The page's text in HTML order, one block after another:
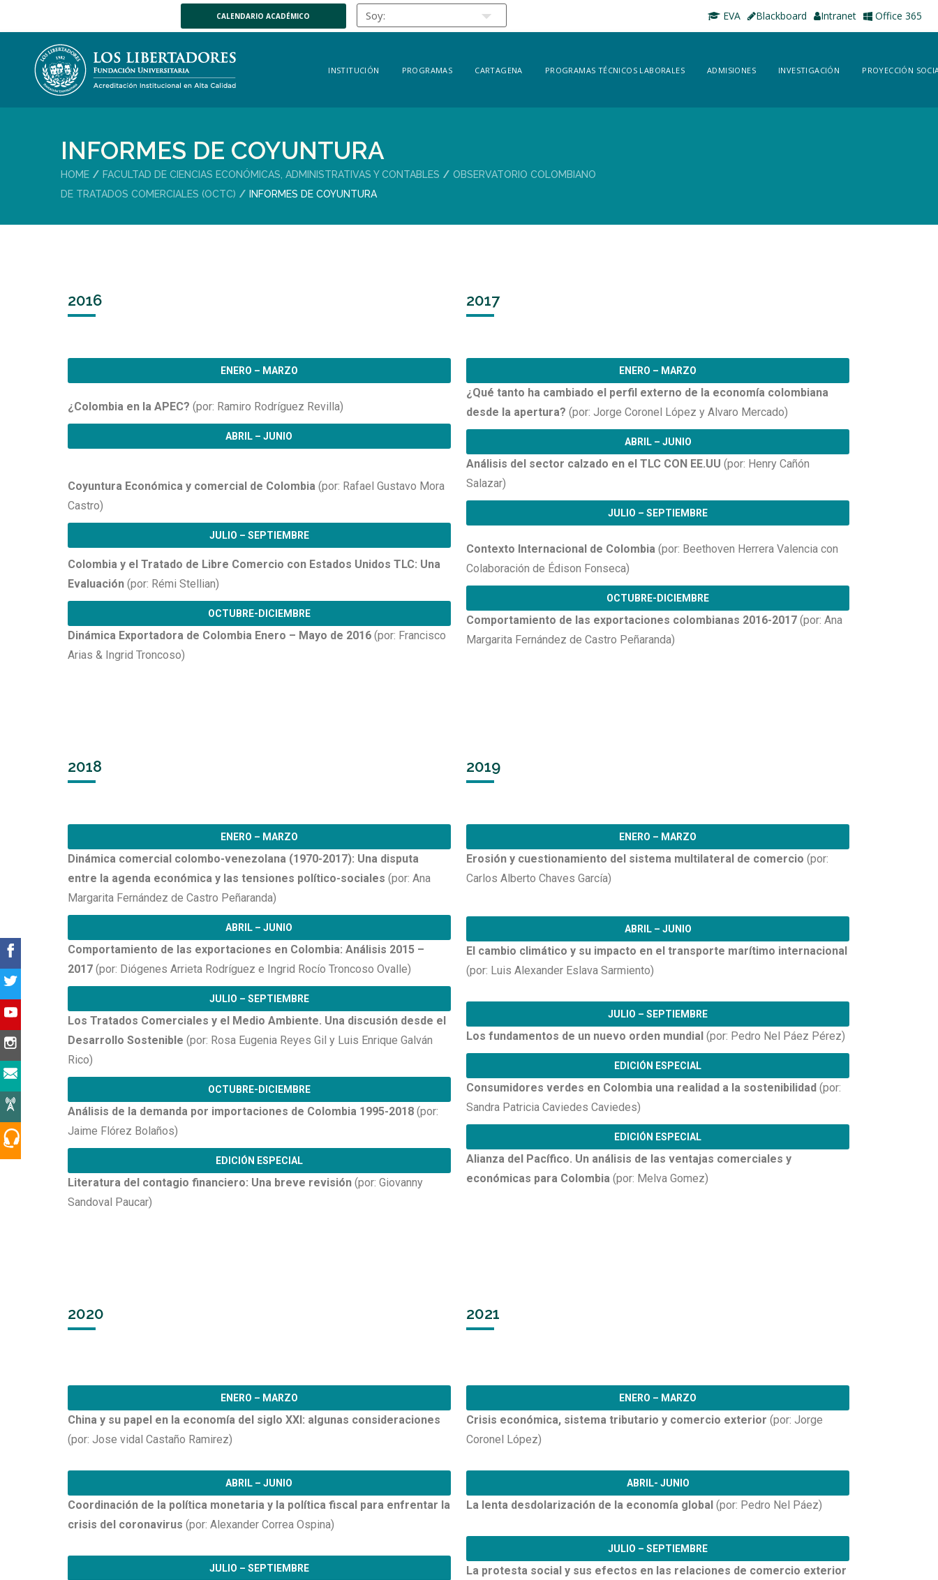
CALENDARIO ACADÉMICO EVA Blackboard Intranet Office 365
INSTITUCIÓN PROGRAMAS CARTAGENA PROGRAMAS TÉCNICOS LABORALES ADMISIONES INVESTIGACIÓN PROYECCIÓN
INFORMES DE COYUNTURA
HOME FACULTAD DE CIENCIAS ECONÓMICAS, ADMINISTRATIVAS Y CONTABLES
OBSERVATORIO COLOMBIANO
DE TRATADOS COMERCIALES (OCTC)
INFORMES DE COYUNTURA
2016
ENERO – MARZO
¿Colombia en la APEC? (por: Ramiro Rodríguez Revilla)
ABRIL – JUNIO
Coyuntura Económica y comercial de Colombia (por: Rafael Gustavo Mora
Castro)
JULIO – SEPTIEMBRE
Colombia y el Tratado de Libre Comercio con Estados Unidos TLC: Una
Evaluación (por: Rémi Stellian)
OCTUBRE-DICIEMBRE
Dinámica Exportadora de Colombia Enero – Mayo de 2016 (por: Francisco
Arias & Ingrid Troncoso)
2017
ENERO – MARZO
¿Qué tanto ha cambiado el perfil externo de la economía colombiana
desde la apertura? (por: Jorge Coronel López y Alvaro Mercado)
ABRIL – JUNIO
Análisis del sector calzado en el TLC CON EE.UU (por: Henry Cañón
Salazar)
JULIO – SEPTIEMBRE
Contexto Internacional de Colombia (por: Beethoven Herrera Valencia con
Colaboración de Édison Fonseca)
OCTUBRE-DICIEMBRE
Comportamiento de las exportaciones colombianas 2016-2017 (por: Ana
Margarita Fernández de Castro Peñaranda)
2018
ENERO – MARZO
Dinámica comercial colombo-venezolana (1970-2017): Una disputa
entre la agenda económica y las tensiones político-sociales (por: Ana
Margarita Fernández de Castro Peñaranda)
ABRIL – JUNIO
Comportamiento de las exportaciones en Colombia: Análisis 2015 –
2017 (por: Diógenes Arrieta Rodríguez e Ingrid Rocío Troncoso Ovalle)
JULIO – SEPTIEMBRE
Los Tratados Comerciales y el Medio Ambiente. Una discusión desde el
Desarrollo Sostenible (por: Rosa Eugenia Reyes Gil y Luis Enrique Galván
Rico)
OCTUBRE-DICIEMBRE
Análisis de la demanda por importaciones de Colombia 1995-2018 (por:
Jaime Flórez Bolaños)
EDICIÓN ESPECIAL
Literatura del contagio financiero: Una breve revisión (por: Giovanny
Sandoval Paucar)
2019
ENERO – MARZO
Erosión y cuestionamiento del sistema multilateral de comercio (por:
Carlos Alberto Chaves García)
ABRIL – JUNIO
El cambio climático y su impacto en el transporte marítimo internacional
(por: Luis Alexander Eslava Sarmiento)
JULIO – SEPTIEMBRE
Los fundamentos de un nuevo orden mundial (por: Pedro Nel Páez Pérez)
EDICIÓN ESPECIAL
Consumidores verdes en Colombia una realidad a la sostenibilidad (por:
Sandra Patricia Caviedes Caviedes)
EDICIÓN ESPECIAL
Alianza del Pacífico. Un análisis de las ventajas comerciales y
económicas para Colombia (por: Melva Gomez)
2020
ENERO – MARZO
China y su papel en la economía del siglo XXI: algunas consideraciones
(por: Jose vidal Castaño Ramirez)
ABRIL – JUNIO
Coordinación de la política monetaria y la política fiscal para enfrentar la
crisis del coronavirus (por: Alexander Correa Ospina)
JULIO – SEPTIEMBRE
2021
ENERO – MARZO
Crisis económica, sistema tributario y comercio exterior (por: Jorge
Coronel López)
ABRIL- JUNIO
La lenta desdolarización de la economía global (por: Pedro Nel Páez)
JULIO – SEPTIEMBRE
La protesta social y sus efectos en las relaciones de comercio exterior